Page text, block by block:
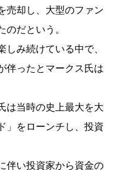
売却し、大型のファン
のだという。
み続けている中で、
伴ったとマークス氏は
は当時の史上最大を大
」をローンチし、投資
伴い投資家から資金の